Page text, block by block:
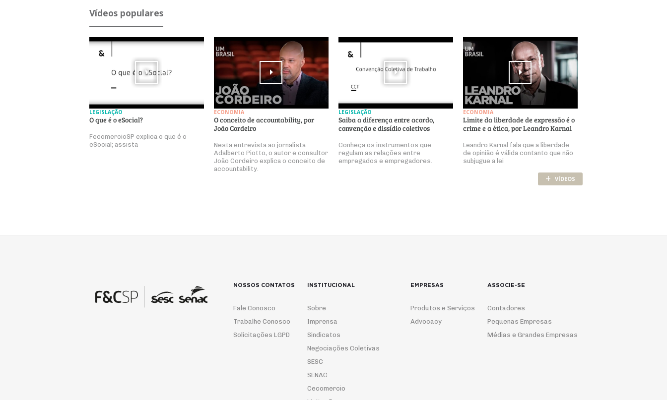
Ví­deos po­pu­lares
LEGISLAÇÃO
O que é o eSocial?
FecomercioSP explica o que é o
eSocial; assista
ECONOMIA
O conceito de accountability, por
João Cordeiro
Nesta entrevista ao jornalista
Adalberto Piotto, o autor e consultor
João Cordeiro explica o conceito de
accountability.
LEGISLAÇÃO
Saiba a diferença entre acordo,
convenção e dissídio coletivos
Conheça os instrumentos que
regulam as relações entre
empregados e empregadores.
ECONOMIA
Limite da liberdade de expressão é o
crime e a ética, por Leandro Karnal
Leandro Karnal fala que a liberdade
de opinião é válida contanto que não
subjugue a lei
+ VÍDEOS
NOSSOS CONTATOS
Fale Conosco
Trabalhe Conosco
Solicitações LGPD
INSTITUCIONAL
Sobre
Imprensa
Sindicatos
Negociações Coletivas
SESC
SENAC
Cecomercio
EMPRESAS
Produtos e Serviços
Advocacy
ASSOCIE-SE
Contadores
Pequenas Empresas
Médias e Grandes Empresas